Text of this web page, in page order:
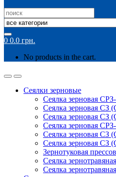
Search
for:
0 0.0 грн.
No products in the cart.
Сеялки зерновые
Сеялка зерновая
Сеялка зерновая СЗ
Сеялка зерновая СЗ
Сеялка зерновая
Сеялка зерновая СЗ
Сеялка зерновая СЗ
Зернотуковая
Сеялка
Сеялка